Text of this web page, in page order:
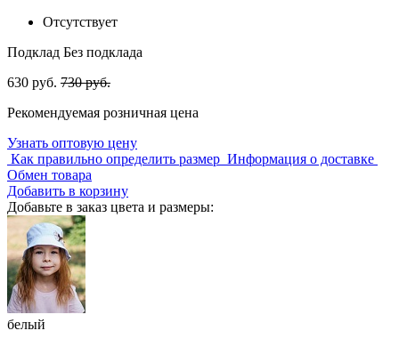
Отсутствует
Подклад Без подклада
630 руб. 730 руб.
Рекомендуемая розничная цена
Узнать оптовую цену
Как правильно определить размер Информация о доставке
Обмен товара
Добавить в корзину
Добавьте в заказ цвета и размеры:
белый